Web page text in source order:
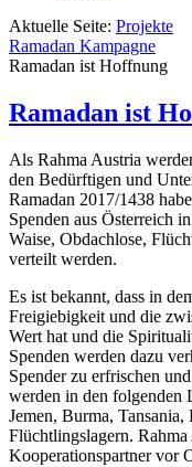
Aktuelle Seite: Projekte
Ramadan Kampagne
Ramadan ist Hoffnung
Ramadan ist
Als Rahma Austria
den Bedürftigen und
Ramadan 2017/1438
Spenden aus Österreich
Waise, Obdachlose,
verteilt werden.
Es ist bekannt, dass in
Freigiebigkeit und die
Wert hat und die
Spenden werden dazu
Spender zu erfrischen
werden in den folgenden
Jemen, Burma,
Flüchtlingslagern.
Kooperationspartner vor